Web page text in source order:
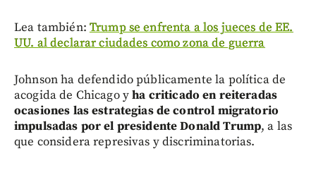
Lea también: Trump se enfrenta a los jueces de EE.
UU. al declarar ciudades como zona de guerra
Johnson ha defendido públicamente la política de
acogida de Chicago yha criticado en reiteradas
ocasiones las estrategias de control migratorio
impulsadas por el presidente Donald Trump, a las
que considera represivas y discriminatorias.